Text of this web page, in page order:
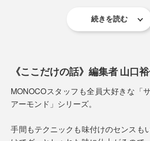
こんなおいしさ、知らなかった！一度
放せなくなる、新感覚の“食べる調味料
まず、固形のフリーズドライしょうゆ
らせる必要がありますが、しょうゆは
アミノ酸、ブドウ糖といった成分が多
状態になるほどです。
続きを読む
《ここだけの話》編集者 山口
MONOCOスタッフも全員大好きな「
アーモンド」シリーズ。
手間もテクニックも味付けのセンスも